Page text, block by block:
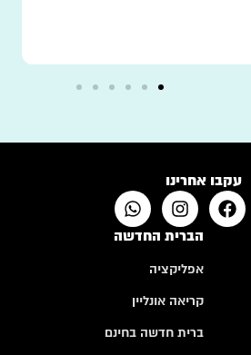
עקבו אחרינו
הברית החדשה
אפליקציה
קריאה אונליין
ברית חדשה בחינם